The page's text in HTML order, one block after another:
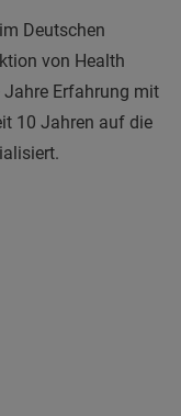
Deutschen
von Health
Erfahrung mit
10 Jahren auf die